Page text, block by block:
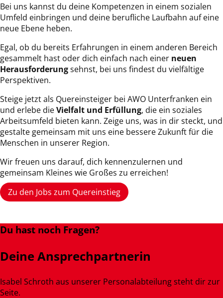
Bei uns kannst du deine Kompetenzen in einem sozialen
Umfeld einbringen und deine berufliche Laufbahn auf eine
neue Ebene heben.
Egal, ob du bereits Erfahrungen in einem anderen Bereich
gesammelt hast oder dich einfach nach einer neuen
Herausforderungsehnst, bei uns findest du vielfältige
Perspektiven.
Steige jetzt als Quereinsteiger bei AWO Unterfranken ein
und erlebe dieVielfalt und Erfüllung, die ein soziales
Arbeitsumfeld bieten kann. Zeige uns, was in dir steckt, und
gestalte gemeinsam mit uns eine bessere Zukunft für die
Menschen in unserer Region.
Wir freuen uns darauf, dich kennenzulernen und
gemeinsam Kleines wie Großes zu erreichen!
Zu den Jobs zum Quereinstieg
Du hast noch Fragen?
Deine Ansprechpartnerin
Isabel Schroth aus unserer Personalabteilung steht dir zur
Seite.